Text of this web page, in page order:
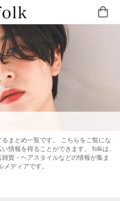
るまとめ一覧です。 こちらをご覧にな
情報を得ることができます。 folkは、
貨・ヘアスタイルなどの情報が集ま
ディアです。